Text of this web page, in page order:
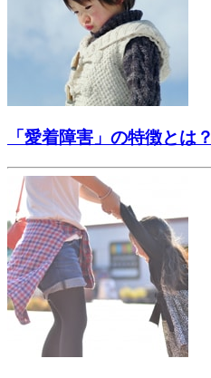
「愛着障害」の特徴とは？